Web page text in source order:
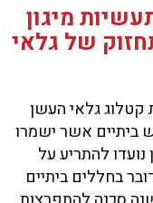
מיגון
של גלאי
קטלוג גלאי העשן
ביתיים אשר ישמרו
להתריע על
בחללים ביתיים